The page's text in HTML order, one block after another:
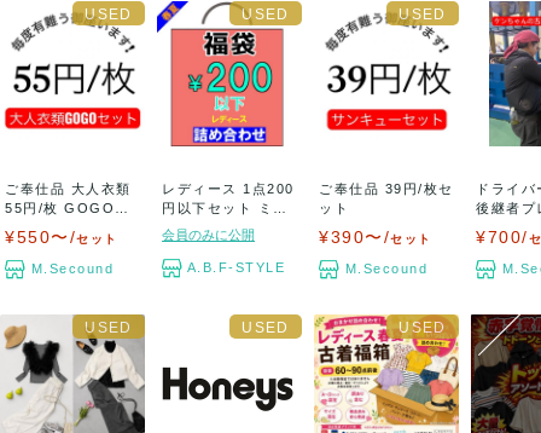
ご奉仕品 大人衣類
55円/枚 GOGOセ
¥550〜/セット
M.Secound
レディース 1点200
円以下セット ミセ
ス カジュ...
会員のみに公開
A.B.F-STYLE
ご奉仕品 39円/枚セ
ット
¥390〜/セット
M.Secound
ドライ
後継者プ
セ...
¥700/